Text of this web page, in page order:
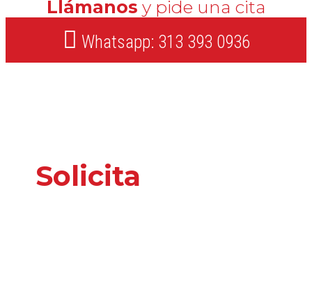
Llámanos y pide una cita
Whatsapp: 313 393 0936
Solicita